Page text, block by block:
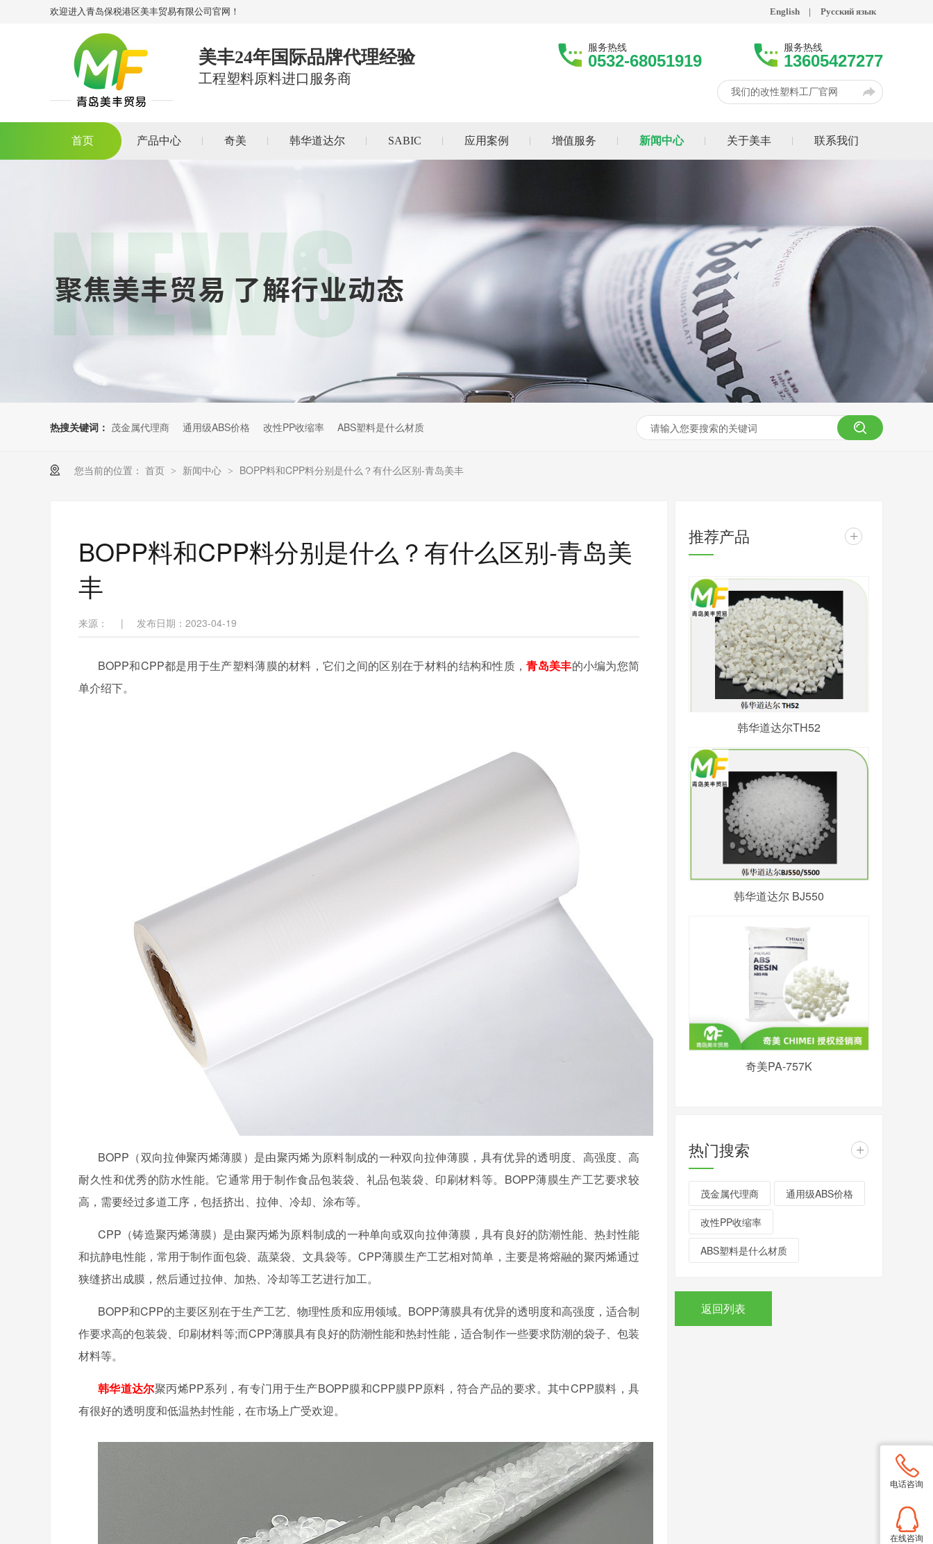
欢迎进入青岛保税港区美丰贸易有限公司官网！ English | Русский язык
美丰24年国际品牌代理经验
工程塑料原料进口服务商
服务热线
0532-68051919
服务热线
13605427277
我们的改性塑料工厂官网
首页 产品中心 奇美 韩华道达尔 SABIC 应用案例 增值服务 新闻中心 关于美丰 联系我们
热搜关键词： 茂金属代理商 通用级ABS价格 改性PP收缩率 ABS塑料是什么材质
您当前的位置： 首页 > 新闻中心 > BOPP料和CPP料分别是什么？有什么区别-青岛美丰
BOPP料和CPP料分别是什么？有什么区别-青岛美
丰
来源： | 发布日期：2023-04-19
BOPP和CPP都是用于生产塑料薄膜的材料，它们之间的区别在于材料的结构和性质，青岛美丰的小编为您简
单介绍下。
BOPP（双向拉伸聚丙烯薄膜）是由聚丙烯为原料制成的一种双向拉伸薄膜，具有优异的透明度、高强度、高
耐久性和优秀的防水性能。它通常用于制作食品包装袋、礼品包装袋、印刷材料等。BOPP薄膜生产工艺要求较
高，需要经过多道工序，包括挤出、拉伸、冷却、涂布等。
CPP（铸造聚丙烯薄膜）是由聚丙烯为原料制成的一种单向或双向拉伸薄膜，具有良好的防潮性能、热封性能
和抗静电性能，常用于制作面包袋、蔬菜袋、文具袋等。CPP薄膜生产工艺相对简单，主要是将熔融的聚丙烯通过
狭缝挤出成膜，然后通过拉伸、加热、冷却等工艺进行加工。
BOPP和CPP的主要区别在于生产工艺、物理性质和应用领域。BOPP薄膜具有优异的透明度和高强度，适合制
作要求高的包装袋、印刷材料等;而CPP薄膜具有良好的防潮性能和热封性能，适合制作一些要求防潮的袋子、包装
材料等。
韩华道达尔聚丙烯PP系列，有专门用于生产BOPP膜和CPP膜PP原料，符合产品的要求。其中CPP膜料，具
有很好的透明度和低温热封性能，在市场上广受欢迎。
推荐产品 +
韩华道达尔TH52
韩华道达尔 BJ550
奇美PA-757K
热门搜索 +
茂金属代理商 通用级ABS价格
改性PP收缩率
ABS塑料是什么材质
返回列表
电话咨询
在线咨询